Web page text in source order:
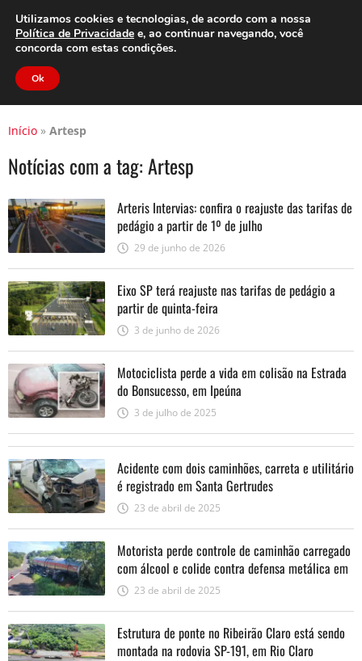
Clube do Assinante Área do Assinante
Início » Artesp
Notícias com a tag:Artesp
Arteris Intervias: confira o reajuste das tarifas de
pedágio a partir de 1º de julho
29 de junho de 2026
Eixo SP terá reajuste nas tarifas de pedágio a
partir de quinta-feira
3 de junho de 2026
Motociclista perde a vida em colisão na Estrada
do Bonsucesso, em Ipeúna
3 de julho de 2025
Acidente com dois caminhões, carreta e utilitário
é registrado em Santa Gertrudes
23 de abril de 2025
Motorista perde controle de caminhão carregado
com álcool e colide contra defensa metálica em
Ipeúna23 de abril de 2025
Estrutura de ponte no Ribeirão Claro está sendo
montada na rodovia SP-191, em Rio Claro
Utilizamos cookies e tecnologias, de acordo com a nossa
Política de Privacidade e, ao continuar navegando, você
concorda com estas condições.
Ok